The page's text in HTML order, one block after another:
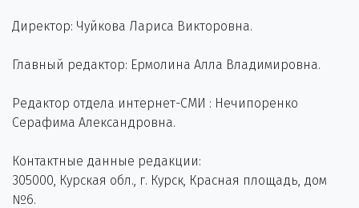
Директор: Чуйкова Лариса Викторовна.
Главный редактор: Ермолина Алла Владимировна.
Редактор отдела интернет-СМИ : Нечипоренко
Серафима Александровна.
Контактные данные редакции:
305000, Курская обл., г. Курск, Красная площадь, дом
№6.